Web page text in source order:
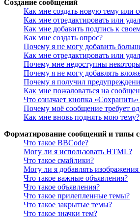
Создание сообщений
Как мне создать новую тему или
Как мне отредактировать или
Как мне добавить подпись к
Как мне создать опрос?
Почему я не могу добавить
Как мне отредактировать или
Почему мне недоступны
Почему я не могу добавлять
Почему я получил
Как мне пожаловаться на
Что означает кнопка
Почему моё сообщение требует
Как мне вновь поднять мою тему?
Форматирование сообщений и типы
Что такое BBCode?
Могу ли я использовать HTML?
Что такое смайлики?
Могу ли я добавлять
Что такое важные объявления?
Что такое объявления?
Что такое прилепленные темы?
Что такое закрытые темы?
Что такое значки тем?